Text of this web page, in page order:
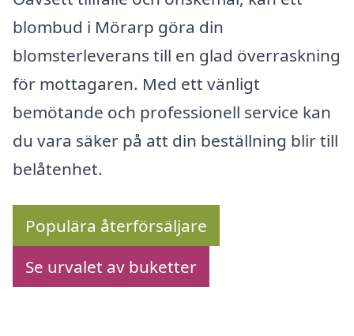
blombud i Mörarp göra din
blomsterleverans till en glad överraskning
för mottagaren. Med ett vänligt
bemötande och professionell service kan
du vara säker på att din beställning blir till
belåtenhet.
Populära återförsäljare
Se urvalet av buketter